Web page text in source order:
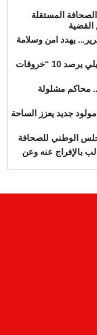
المستقلة
القضية
يهدد امن وسلامة
بعد احالته على الدستورية.. المحامي منديلي يرصد 10 “خروقات
محاكم مشلولة
جديد يعزز الساحة
الوطني للصحافة
بالإفراج عنه وعن